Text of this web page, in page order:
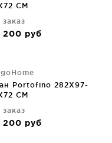
CM
200 руб
Portofino 282X97-
CM
200 руб